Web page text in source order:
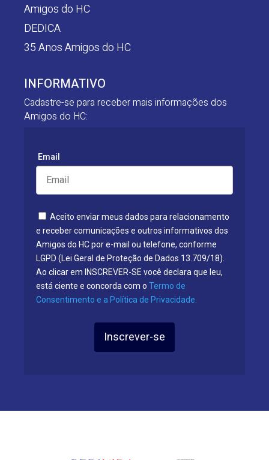
Amigos do HC
DEDICA
35 Anos Amigos do HC
INFORMATIVO
Cadastre-se para receber mais informações dos
Amigos do HC:
Email
Aceito enviar meus dados para relacionamento
e receber comunicações e outros informativos dos
Amigos do HC por e-mail ou telefone, conforme
LGPD (Lei Geral de Proteção de Dados 13.709/18).
Ao clicar em INSCREVER-SE você declara que leu,
está ciente e concorda com o Termo de
Consentimento e a Política de Privacidade.
Inscrever-se